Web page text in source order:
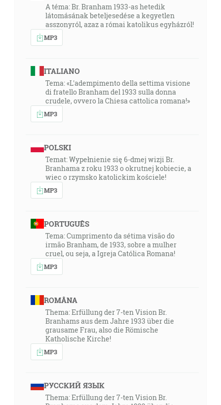
A téma: Br. Branham 1933-as hetedik
látomásának beteljesedése a kegyetlen
asszonyról, azaz a római katolikus egyházról!
MP3
ITALIANO
Tema: «L'adempimento della settima visione
di fratello Branham del 1933 sulla donna
crudele, ovvero la Chiesa cattolica romana!»
MP3
POLSKI
Temat: Wypełnienie się 6-dmej wizji Br.
Branhama z roku 1933 o okrutnej kobiecie, a
wiec o rzymsko katolickim kościele!
MP3
PORTUGUÊS
Tema: Cumprimento da sétima visão do
irmão Branham, de 1933, sobre a mulher
cruel, ou seja, a Igreja Católica Romana!
MP3
ROMÂNA
Thema: Erfüllung der 7-ten Vision Br.
Branhams aus dem Jahre 1933 über die
grausame Frau, also die Römische
Katholische Kirche!
MP3
РУССКИЙ ЯЗЫК
Thema: Erfüllung der 7-ten Vision Br.